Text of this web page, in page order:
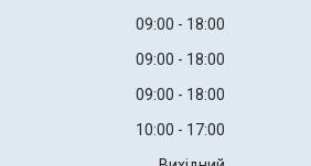
09:00
18:00
09:00
18:00
09:00
18:00
10:00
17:00